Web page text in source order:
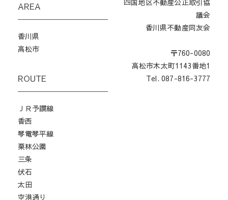
AREA
香川県
高松市
ROUTE
ＪＲ予讃線
香西
琴電琴平線
栗林公園
三条
伏石
太田
空港通り
四国地区不動産公正取引協
議会
香川県不動産同友会
〒760-0080
高松市木太町1143番地1
Tel. 087-816-3777